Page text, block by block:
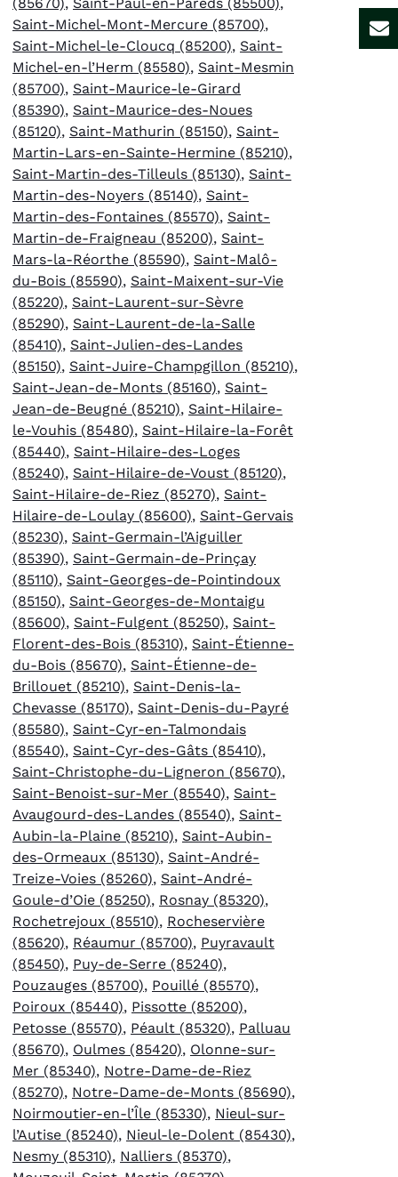
Saint-Michel-Mont-Mercure (85700),
Saint-Michel-le-Cloucq (85200), Saint-
Michel-en-l’Herm (85580), Saint-Mesmin
(85700), Saint-Maurice-le-Girard
(85390), Saint-Maurice-des-Noues
(85120), Saint-Mathurin (85150), Saint-
Martin-Lars-en-Sainte-Hermine (85210),
Saint-Martin-des-Tilleuls (85130), Saint-
Martin-des-Noyers (85140), Saint-
Martin-des-Fontaines (85570), Saint-
Martin-de-Fraigneau (85200), Saint-
Mars-la-Réorthe (85590), Saint-Malô-
du-Bois (85590), Saint-Maixent-sur-Vie
(85220), Saint-Laurent-sur-Sèvre
(85290), Saint-Laurent-de-la-Salle
(85410), Saint-Julien-des-Landes
(85150), Saint-Juire-Champgillon (85210),
Saint-Jean-de-Monts (85160), Saint-
Jean-de-Beugné (85210), Saint-Hilaire-
le-Vouhis (85480), Saint-Hilaire-la-Forêt
(85440), Saint-Hilaire-des-Loges
(85240), Saint-Hilaire-de-Voust (85120),
Saint-Hilaire-de-Riez (85270), Saint-
Hilaire-de-Loulay (85600), Saint-Gervais
(85230), Saint-Germain-l’Aiguiller
(85390), Saint-Germain-de-Prinçay
(85110), Saint-Georges-de-Pointindoux
(85150), Saint-Georges-de-Montaigu
(85600), Saint-Fulgent (85250), Saint-
Florent-des-Bois (85310), Saint-Étienne-
du-Bois (85670), Saint-Étienne-de-
Brillouet (85210), Saint-Denis-la-
Chevasse (85170), Saint-Denis-du-Payré
(85580), Saint-Cyr-en-Talmondais
(85540), Saint-Cyr-des-Gâts (85410),
Saint-Christophe-du-Ligneron (85670),
Saint-Benoist-sur-Mer (85540), Saint-
Avaugourd-des-Landes (85540), Saint-
Aubin-la-Plaine (85210), Saint-Aubin-
des-Ormeaux (85130), Saint-André-
Treize-Voies (85260), Saint-André-
Goule-d’Oie (85250), Rosnay (85320),
Rochetrejoux (85510), Rocheservière
(85620), Réaumur (85700), Puyravault
(85450), Puy-de-Serre (85240),
Pouzauges (85700), Pouillé (85570),
Poiroux (85440), Pissotte (85200),
Petosse (85570), Péault (85320), Palluau
(85670), Oulmes (85420), Olonne-sur-
Mer (85340), Notre-Dame-de-Riez
(85270), Notre-Dame-de-Monts (85690),
Noirmoutier-en-l’Île (85330), Nieul-sur-
l’Autise (85240), Nieul-le-Dolent (85430),
Nesmy (85310), Nalliers (85370),